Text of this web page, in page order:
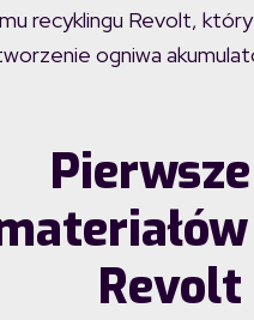
recyklingu Revolt,
ogniwa